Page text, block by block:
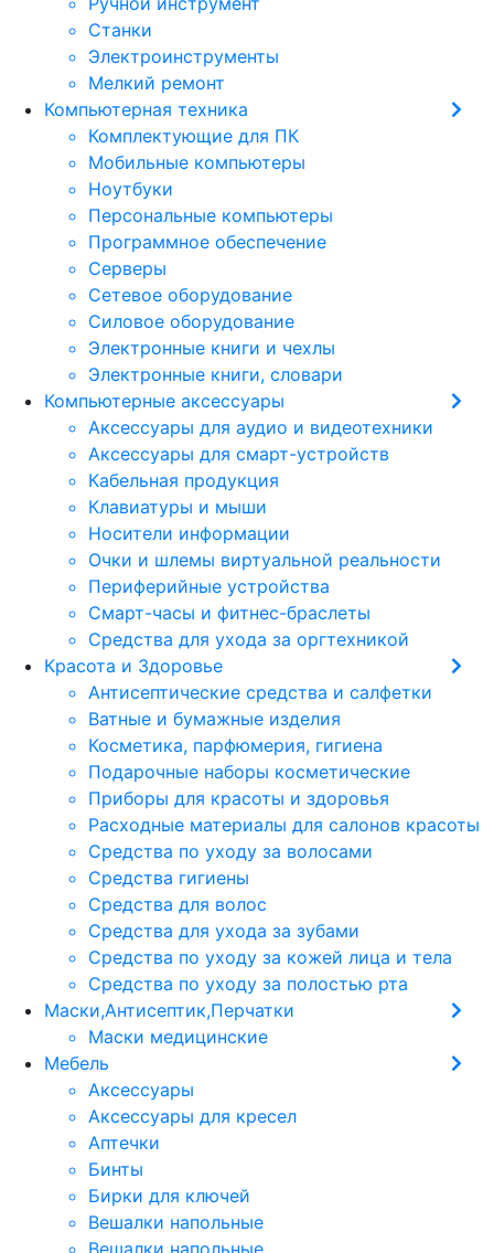
Станки
Электроинструменты
Мелкий ремонт
Компьютерная техника
Комплектующие для ПК
Мобильные компьютеры
Ноутбуки
Персональные компьютеры
Программное обеспечение
Серверы
Сетевое оборудование
Силовое оборудование
Электронные книги и чехлы
Электронные книги, словари
Компьютерные аксессуары
Аксессуары для аудио и видеотехники
Аксессуары для смарт-устройств
Кабельная продукция
Клавиатуры и мыши
Носители информации
Очки и шлемы виртуальной реальности
Периферийные устройства
Смарт-часы и фитнес-браслеты
Средства для ухода за оргтехникой
Красота и Здоровье
Антисептические средства и салфетки
Ватные и бумажные изделия
Косметика, парфюмерия, гигиена
Подарочные наборы косметические
Приборы для красоты и здоровья
Расходные материалы для салонов красоты
Средства по уходу за волосами
Средства гигиены
Средства для волос
Средства для ухода за зубами
Средства по уходу за кожей лица и тела
Средства по уходу за полостью рта
Маски,Антисептик,Перчатки
Маски медицинские
Мебель
Аксессуары
Аксессуары для кресел
Аптечки
Бинты
Бирки для ключей
Вешалки напольные
Вешалки напольные